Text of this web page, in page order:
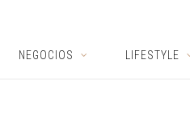
NEGOCIOS LIFESTYLE